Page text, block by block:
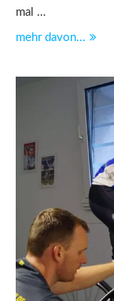
mal …
mehr davon...